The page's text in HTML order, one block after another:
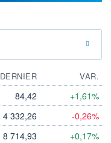
DERNIER
VAR.
84,42 +1,61%
4 332,26 -0,26%
8 714,93 +0,17%